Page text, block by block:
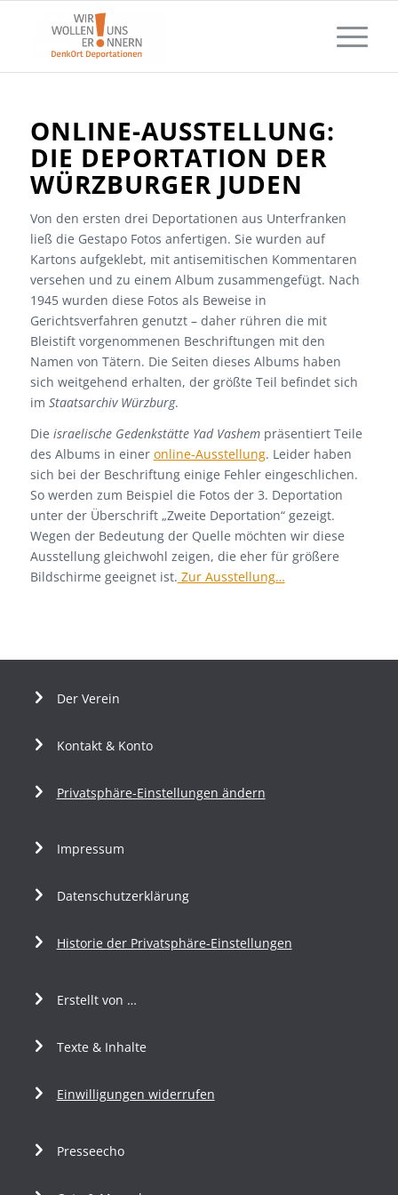
ONLINE-AUSSTELLUNG:
DIE DEPORTATION DER
WÜRZBURGER JUDEN
Von den ersten drei Deportationen aus Unterfranken
ließ die Gestapo Fotos anfertigen. Sie wurden auf
Kartons aufgeklebt, mit antisemitischen Kommentaren
versehen und zu einem Album zusammengefügt. Nach
1945 wurden diese Fotos als Beweise in
Gerichtsverfahren genutzt – daher rühren die mit
Bleistift vorgenommenen Beschriftungen mit den
Namen von Tätern. Die Seiten dieses Albums haben
sich weitgehend erhalten, der größte Teil befindet sich
im Staatsarchiv Würzburg.
Die israelische Gedenkstätte Yad Vashempräsentiert Teile
des Albums in einer online-Ausstellung. Leider haben
sich bei der Beschriftung einige Fehler eingeschlichen.
So werden zum Beispiel die Fotos der 3. Deportation
unter der Überschrift „Zweite Deportation“ gezeigt.
Wegen der Bedeutung der Quelle möchten wir diese
Ausstellung gleichwohl zeigen, die eher für größere
Bildschirme geeignet ist. Zur Ausstellung…
Der Verein
Kontakt & Konto
Privatsphäre-Einstellungen ändern
Impressum
Datenschutzerklärung
Historie der Privatsphäre-Einstellungen
Erstellt von …
Texte & Inhalte
Einwilligungen widerrufen
Presseecho